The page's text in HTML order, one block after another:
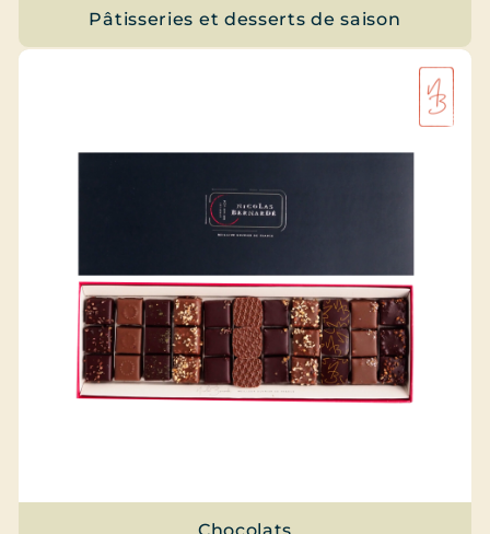
Pâtisseries et desserts de saison